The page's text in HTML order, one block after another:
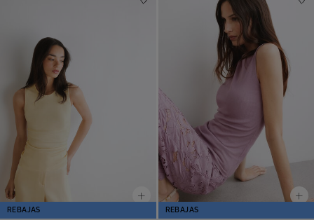
REBAJAS REBAJAS